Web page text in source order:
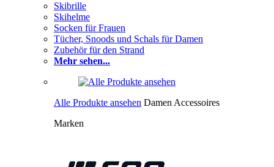
Skibrille
Skihelme
Socken für Frauen
Tücher, Snoods und Schals für Damen
Zubehör für den Strand
Mehr sehen...
Alle Produkte ansehen Damen Accessoires
Marken